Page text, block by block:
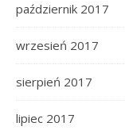
październik 2017
wrzesień 2017
sierpień 2017
lipiec 2017